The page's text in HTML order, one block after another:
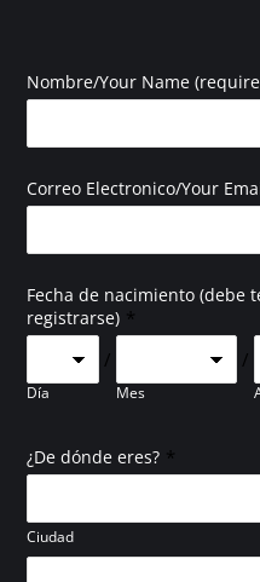
Nombre/Your Name
Correo Electronico/Your
Fecha de nacimiento (debe
registrarse) *
Día
/
Mes
/
¿De dónde eres? *
Ciudad